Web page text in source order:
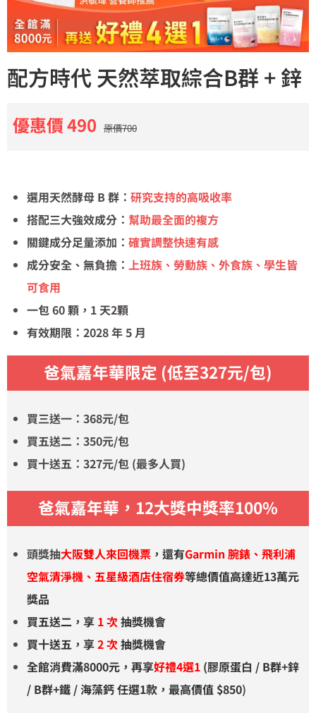
配方時代 天然萃取綜合B群 + 鋅
優惠價 490 原價700
選用天然酵母 B 群： 研究支持的高吸收率
搭配三大強效成分： 幫助最全面的複方
關鍵成分足量添加： 確實調整快速有感
成分安全、無負擔： 上班族、勞動族、外食族、學生皆
可食用
一包 60 顆，1 天2顆
有效期限：2028 年 5 月
爸氣嘉年華限定 (低至327元/包)
買三送一：368元/包
買五送二：350元/包
買十送五：327元/包 (最多人買)
爸氣嘉年華，12大獎中獎率100%
頭獎抽大阪雙人來回機票 ，還有Garmin 腕錶、飛利浦
空氣清淨機、五星級酒店住宿券等總價值高達近13萬元
獎品
買五送二，享 1 次抽獎機會
買十送五，享2 次抽獎機會
全館消費滿8000元，再享好禮4選1 (膠原蛋白 / B群+鋅
/ B群+鐵 / 海藻鈣 任選1款，最高價值 $850)